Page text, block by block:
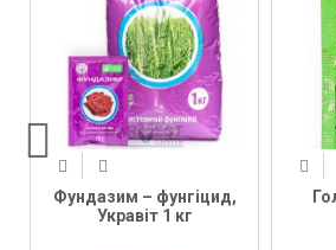
Фундазим – фунгіцид,
Укравіт 1 кг